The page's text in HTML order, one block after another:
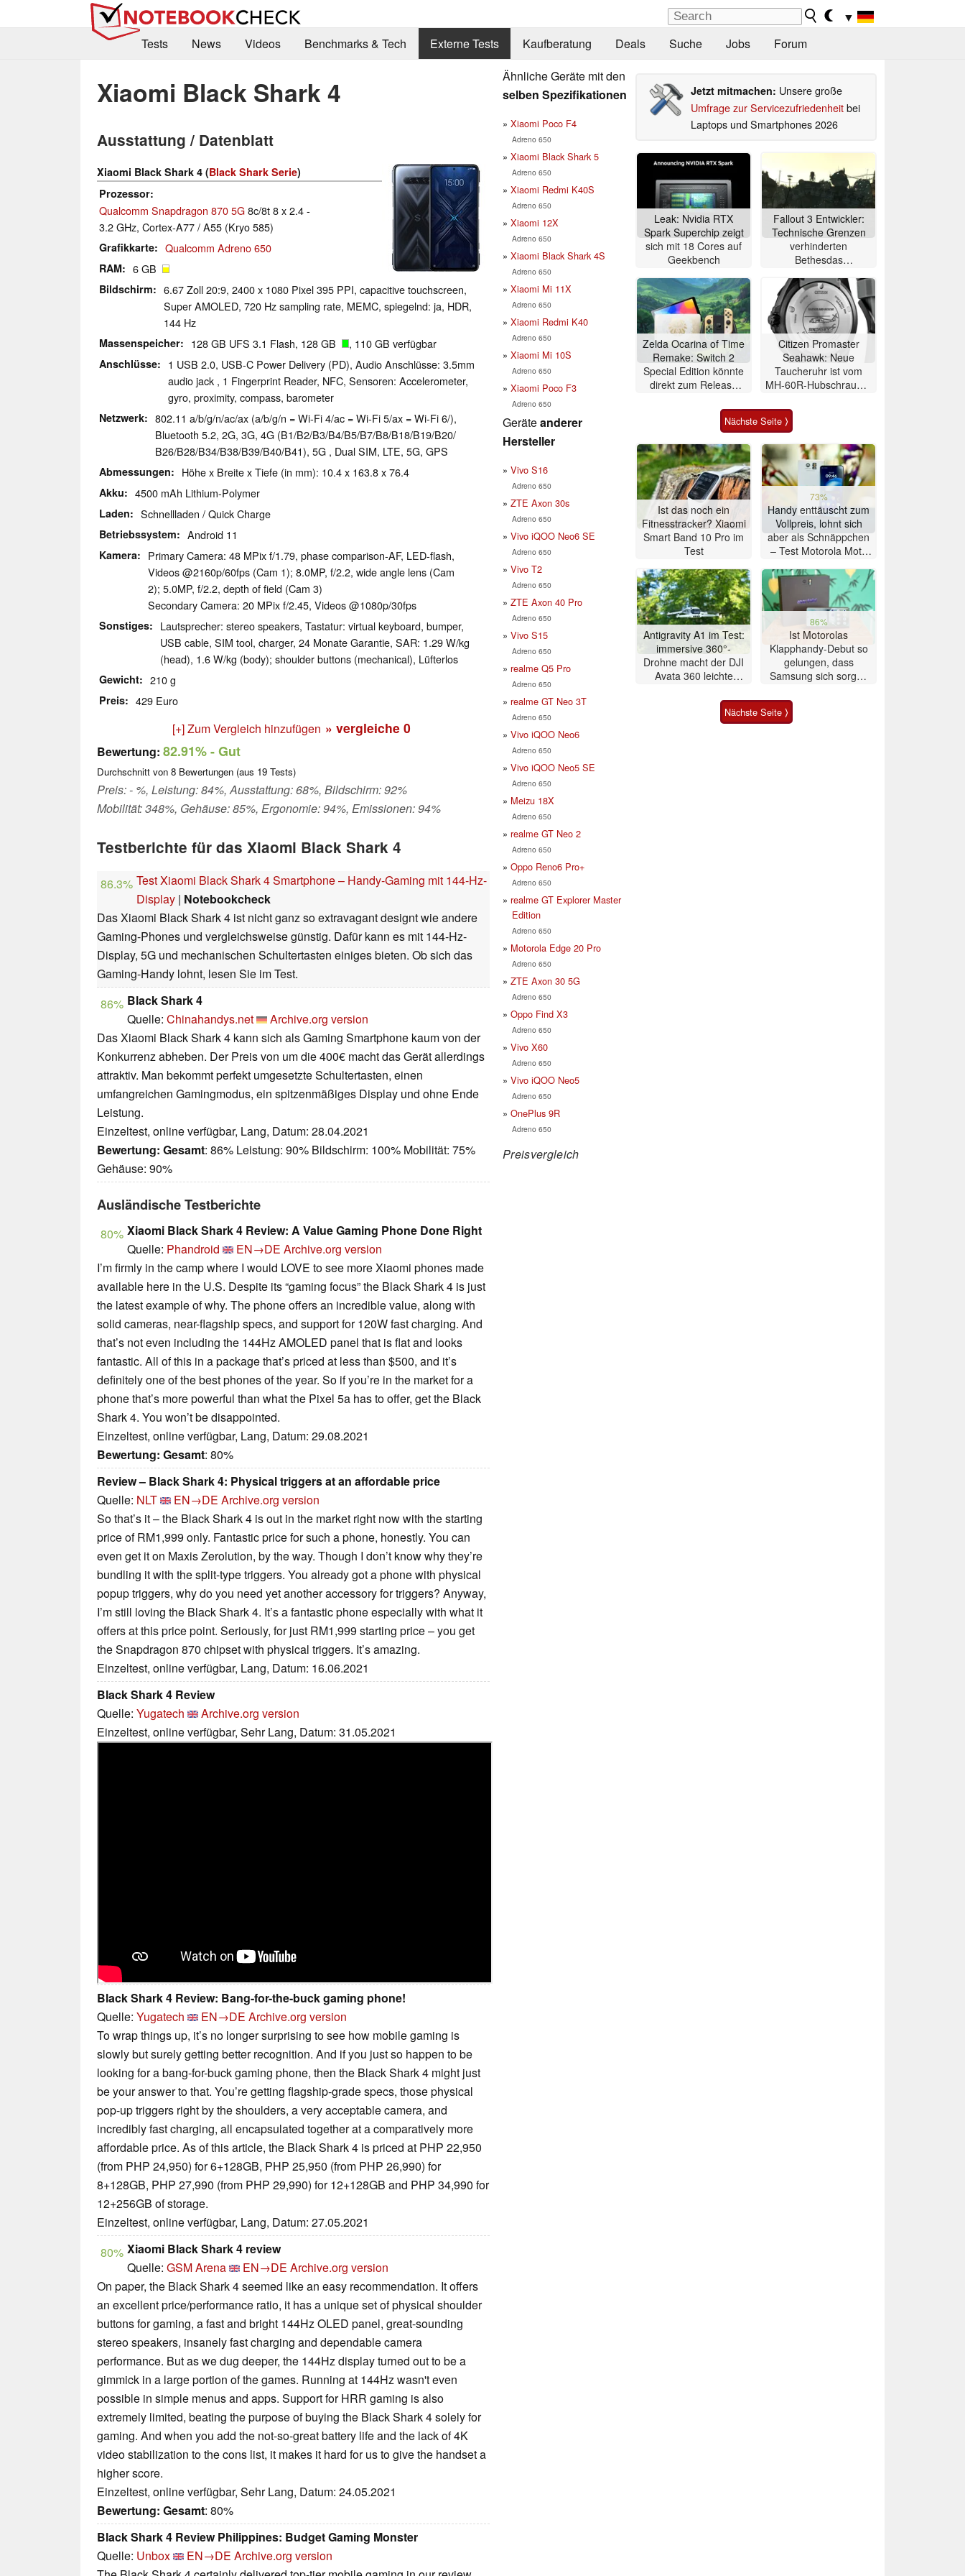
▼
Tests
News Videos Benchmarks & Tech Externe Tests Kaufberatung Deals Suche Jobs Forum
Xiaomi Black Shark 4
Ausstattung / Datenblatt
Xiaomi Black Shark 4 (Black Shark Serie)
Prozessor
Qualcomm Snapdragon 870 5G8c/8t 8 x 2.4 -
3.2 GHz, Cortex-A77 / A55 (Kryo 585)
Grafikkarte Qualcomm Adreno 650
RAM 6 GB
Bildschirm
6.67 Zoll 20:9, 2400 x 1080 Pixel 395 PPI, capacitive touchscreen,
Super AMOLED, 720 Hz sampling rate, MEMC, spiegelnd: ja, HDR,
144 Hz
Massenspeicher 128 GB UFS 3.1 Flash, 128 GB , 110 GB verfügbar
Anschlüsse
1 USB 2.0, USB-C Power Delivery (PD), Audio Anschlüsse: 3.5mm
audio jack , 1 Fingerprint Reader, NFC, Sensoren: Accelerometer,
gyro, proximity, compass, barometer
Netzwerk
802.11 a/b/g/n/ac/ax (a/b/g/n = Wi-Fi 4/ac = Wi-Fi 5/ax = Wi-Fi 6/),
Bluetooth 5.2, 2G, 3G, 4G (B1/​B2/​B3/​B4/​B5/​B7/​B8/​B18/​B19/​B20/​
B26/​B28/​B34/​B38/​B39/​B40/​B41), 5G , Dual SIM, LTE, 5G, GPS
Abmessungen Höhe x Breite x Tiefe (in mm): 10.4 x 163.8 x 76.4
Akku 4500 mAh Lithium-Polymer
Laden Schnellladen / Quick Charge
Betriebssystem Android 11
Kamera
Primary Camera: 48 MPix f/​1.79, phase comparison-AF, LED-flash,
Videos @2160p/​60fps (Cam 1); 8.0MP, f/​2.2, wide angle lens (Cam
2); 5.0MP, f/​2.2, depth of field (Cam 3)
Secondary Camera: 20 MPix f/​2.45, Videos @1080p/​30fps
Sonstiges
Lautsprecher: stereo speakers, Tastatur: virtual keyboard, bumper,
USB cable, SIM tool, charger, 24 Monate Garantie, SAR: 1.29 W/kg
(head), 1.6 W/kg (body); shoulder buttons (mechanical), Lüfterlos
Gewicht 210 g
Preis 429 Euro
[+] Zum Vergleich hinzufügen » vergleiche 0
Bewertung: 82.91%- Gut
Durchschnitt von 8 Bewertungen (aus 19 Tests)
Preis: - %, Leistung: 84%, Ausstattung: 68%, Bildschirm: 92%
Mobilität: 348%, Gehäuse: 85%, Ergonomie: 94%, Emissionen: 94%
Testberichte für das Xiaomi Black Shark 4
86.3% Test Xiaomi Black Shark 4 Smartphone – Handy-Gaming mit 144-Hz-
Display | Notebookcheck
Das Xiaomi Black Shark 4 ist nicht ganz so extravagant designt wie andere
Gaming-Phones und vergleichsweise günstig. Dafür kann es mit 144-Hz-
Display, 5G und mechanischen Schultertasten einiges bieten. Ob sich das
Gaming-Handy lohnt, lesen Sie im Test.
86% Black Shark 4
Quelle: Chinahandys.net
Archive.org version
Das Xiaomi Black Shark 4 kann sich als Gaming Smartphone kaum von der
Konkurrenz abheben. Der Preis von um die 400€ macht das Gerät allerdings
attraktiv. Man bekommt perfekt umgesetzte Schultertasten, einen
umfangreichen Gamingmodus, ein spitzenmäßiges Display und ohne Ende
Leistung.
Einzeltest, online verfügbar, Lang, Datum: 28.04.2021
Bewertung: Gesamt: 86% Leistung: 90% Bildschirm: 100% Mobilität: 75%
Gehäuse: 90%
Ausländische Testberichte
80% Xiaomi Black Shark 4 Review: A Value Gaming Phone Done Right
Quelle: Phandroid EN→DE Archive.org version
I’m firmly in the camp where I would LOVE to see more Xiaomi phones made
available here in the U.S. Despite its “gaming focus” the Black Shark 4 is just
the latest example of why. The phone offers an incredible value, along with
solid cameras, near-flagship specs, and support for 120W fast charging. And
that’s not even including the 144Hz AMOLED panel that is flat and looks
fantastic. All of this in a package that’s priced at less than $500, and it’s
definitely one of the best phones of the year. So if you’re in the market for a
phone that’s more powerful than what the Pixel 5a has to offer, get the Black
Shark 4. You won’t be disappointed.
Einzeltest, online verfügbar, Lang, Datum: 29.08.2021
Bewertung: Gesamt: 80%
Review – Black Shark 4: Physical triggers at an affordable price
Quelle: NLT EN→DE Archive.org version
So that’s it – the Black Shark 4 is out in the market right now with the starting
price of RM1,999 only. Fantastic price for such a phone, honestly. You can
even get it on Maxis Zerolution, by the way. Though I don’t know why they’re
bundling it with the split-type triggers. You already got a phone with physical
popup triggers, why do you need yet another accessory for triggers? Anyway,
I’m still loving the Black Shark 4. It’s a fantastic phone especially with what it
offers at this price point. Seriously, for just RM1,999 starting price – you get
the Snapdragon 870 chipset with physical triggers. It’s amazing.
Einzeltest, online verfügbar, Lang, Datum: 16.06.2021
Black Shark 4 Review
Quelle: Yugatech
Archive.org version
Einzeltest, online verfügbar, Sehr Lang, Datum: 31.05.2021
Black Shark 4 Review: Bang-for-the-buck gaming phone!
Quelle: Yugatech EN→DE Archive.org version
To wrap things up, it’s no longer surprising to see how mobile gaming is
slowly but surely getting better recognition. And if you just so happen to be
looking for a bang-for-buck gaming phone, then the Black Shark 4 might just
be your answer to that. You’re getting flagship-grade specs, those physical
pop-up triggers right by the shoulders, a very acceptable camera, and
incredibly fast charging, all encapsulated together at a comparatively more
affordable price. As of this article, the Black Shark 4 is priced at PHP 22,950
(from PHP 24,950) for 6+128GB, PHP 25,950 (from PHP 26,990) for
8+128GB, PHP 27,990 (from PHP 29,990) for 12+128GB and PHP 34,990 for
12+256GB of storage.
Einzeltest, online verfügbar, Lang, Datum: 27.05.2021
80% Xiaomi Black Shark 4 review
Quelle: GSM Arena EN→DE Archive.org version
On paper, the Black Shark 4 seemed like an easy recommendation. It offers
an excellent price/performance ratio, it has a unique set of physical shoulder
buttons for gaming, a fast and bright 144Hz OLED panel, great-sounding
stereo speakers, insanely fast charging and dependable camera
performance. But as we dug deeper, the 144Hz display turned out to be a
gimmick in a large portion of the games. Running at 144Hz wasn't even
possible in simple menus and apps. Support for HRR gaming is also
extremely limited, beating the purpose of buying the Black Shark 4 solely for
gaming. And when you add the not-so-great battery life and the lack of 4K
video stabilization to the cons list, it makes it hard for us to give the handset a
higher score.
Einzeltest, online verfügbar, Sehr Lang, Datum: 24.05.2021
Bewertung: Gesamt: 80%
Black Shark 4 Review Philippines: Budget Gaming Monster
Quelle: Unbox EN→DE Archive.org version
Ähnliche Geräte mit den
selben Spezifikationen
Xiaomi Poco F4
Adreno 650
Xiaomi Black Shark 5
Adreno 650
Xiaomi Redmi K40S
Adreno 650
Xiaomi 12X
Adreno 650
Xiaomi Black Shark 4S
Adreno 650
Xiaomi Mi 11X
Adreno 650
Xiaomi Redmi K40
Adreno 650
Xiaomi Mi 10S
Adreno 650
Xiaomi Poco F3
Adreno 650
Geräteanderer
Hersteller
Vivo S16
Adreno 650
ZTE Axon 30s
Adreno 650
Vivo iQOO Neo6 SE
Adreno 650
Vivo T2
Adreno 650
ZTE Axon 40 Pro
Adreno 650
Vivo S15
Adreno 650
realme Q5 Pro
Adreno 650
realme GT Neo 3T
Adreno 650
Vivo iQOO Neo6
Adreno 650
Vivo iQOO Neo5 SE
Adreno 650
Meizu 18X
Adreno 650
realme GT Neo 2
Adreno 650
Oppo Reno6 Pro+
Adreno 650
realme GT Explorer Master
Edition
Adreno 650
Motorola Edge 20 Pro
Adreno 650
ZTE Axon 30 5G
Adreno 650
Oppo Find X3
Adreno 650
Vivo X60
Adreno 650
Vivo iQOO Neo5
Adreno 650
OnePlus 9R
Adreno 650
Preisvergleich
Jetzt mitmachen: Unsere große
Umfrage zur Servicezufriedenheitbei
Laptops und Smartphones 2026
Leak: Nvidia RTX
Spark Superchip zeigt
sich mit 18 Cores auf
Geekbench
Fallout 3 Entwickler:
Technische Grenzen
verhinderten
Bethesdas
Zelda Ocarina of Time
Remake: Switch 2
Special Edition könnte
direkt zum Release
Citizen Promaster
Seahawk: Neue
Taucheruhr ist vom
MH-60R-Hubschrauber
Nächste Seite ⟩
Ist das noch ein
Fitnesstracker? Xiaomi
Smart Band 10 Pro im
Test
73%
Handy enttäuscht zum
Vollpreis, lohnt sich
aber als Schnäppchen
– Test Motorola Moto
Antigravity A1 im Test:
immersive 360°-
Drohne macht der DJI
Avata 360 leichte
86%
Ist Motorolas
Klapphandy-Debut so
gelungen, dass
Samsung sich sorgen
Smartphone im Test
Nächste Seite ⟩